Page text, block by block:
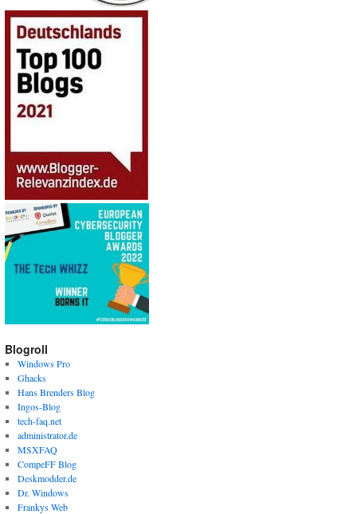
Blogroll
Windows Pro
Ghacks
Hans Brenders Blog
Ingos-Blog
tech-faq.net
administrator.de
MSXFAQ
CompeFF Blog
Deskmodder.de
Dr. Windows
Frankys Web